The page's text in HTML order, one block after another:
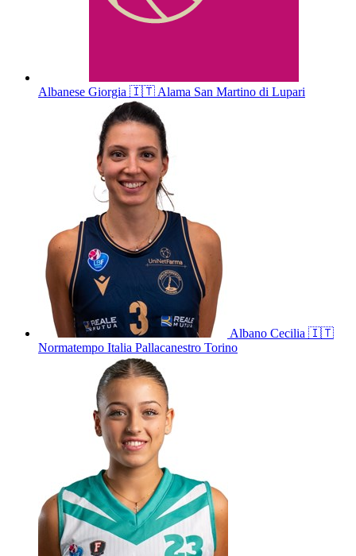
Albanese Giorgia 🇮🇹Alama San Martino di Lupari
Albano Cecilia 🇮🇹
Normatempo Italia Pallacanestro Torino